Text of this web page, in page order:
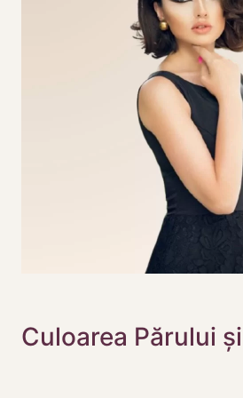
Culoarea Părului